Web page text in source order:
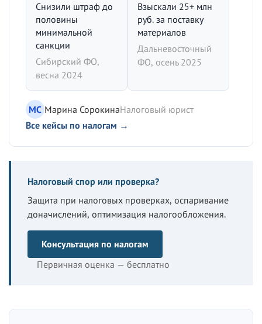
Снизили штраф до
половины
минимальной
санкции
Сибирский ФО,
весна 2024
Взыскали 25+ млн
руб. за поставку
материалов
Дальневосточный
ФО, осень 2025
МС Марина СорокинаНалоговый юрист
Все кейсы по налогам →
Налоговый спор или проверка?
Защита при налоговых проверках, оспаривание
доначислений, оптимизация налогообложения.
Консультация по налогам
Первичная оценка — бесплатно